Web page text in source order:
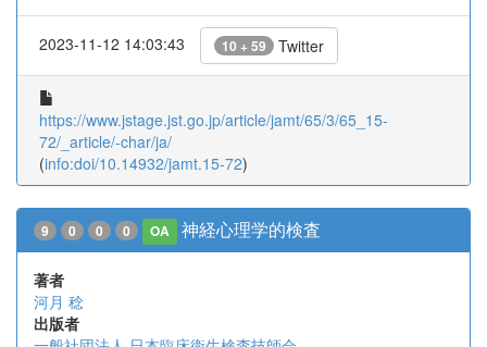
2023-11-12 14:03:43 10 + 59 Twitter
https://www.jstage.jst.go.jp/article/jamt/65/3/65_15-
72/_article/-char/ja/
(info:doi/10.14932/jamt.15-72)
9 0 0 0 OA 神経心理学的検査
著者
河月 稔
出版者